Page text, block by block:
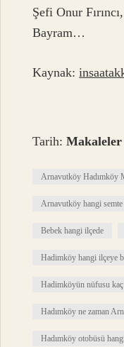
Şefi Onur
Bayram…
Kaynak:
Tarih:Makaleler
Arnavutköy Hadımköy
Arnavutköy hangi semte
Bebek hangi ilçede
Hadimköy hangi ilçeye
Hadimköyün nüfusu kaç
Hadımköy ne zaman
Hadımköy otobüsü